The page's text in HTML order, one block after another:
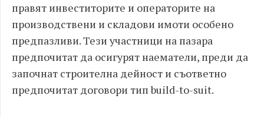
правят инвеститорите и операторите на
производствени и складови имоти особено
предпазливи. Тези участници на пазара
предпочитат да осигурят наематели, преди да
започнат строителна дейност и съответно
предпочитат договори тип build-to-suit.